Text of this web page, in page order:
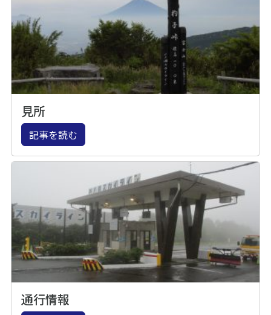
見所
記事を読む
通行情報